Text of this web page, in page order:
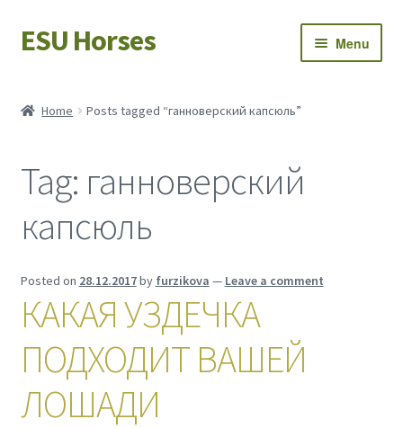
Skip
to
Skip
to
ESU Horses Menu
Save Horses
My account
Home Posts tagged “ганноверский капсюль”
Tag: ганноверский
капсюль
Posted on 28.12.2017by furzikova — Leave a comment
КАКАЯ УЗДЕЧКА
ПОДХОДИТ ВАШЕЙ
ЛОШАДИ